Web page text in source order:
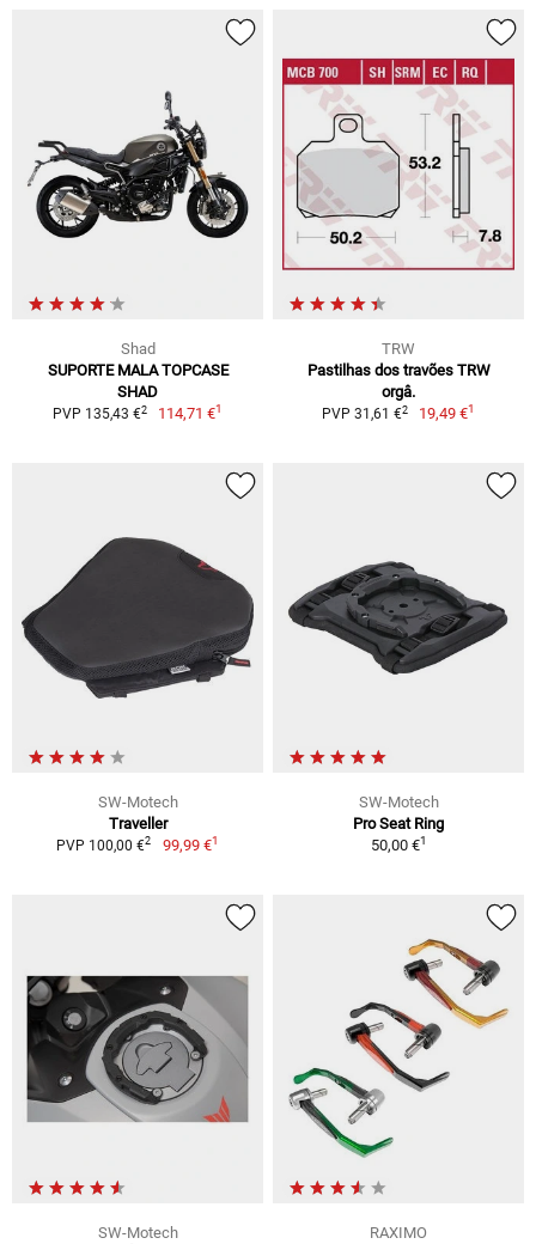
Shad
SUPORTE MALA TOPCASE
SHAD
PVP 135,43 €2 114,71 €1
TRW
Pastilhas dos travões TRW
orgâ.
PVP 31,61 €2 19,49 €1
SW-Motech
Traveller
PVP 100,00 €2 99,99 €1
SW-Motech
Pro Seat Ring
50,00 €1
SW-Motech
RAXIMO